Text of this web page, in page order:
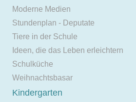
Moderne Medien
Stundenplan - Deputate
Tiere in der Schule
Ideen, die das Leben erleichtern
Schulküche
Weihnachtsbasar
Kindergarten